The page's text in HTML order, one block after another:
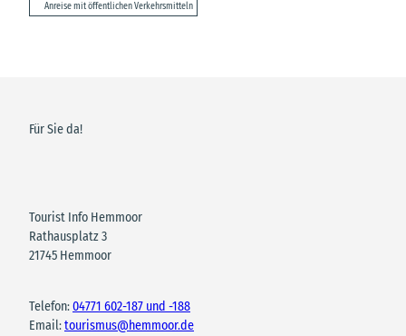
Anreise mit öffentlichen Verkehrsmitteln
Für Sie da!
Tourist Info Hemmoor
Rathausplatz 3
21745 Hemmoor
Telefon:04771 602-187 und -188
Email:tourismus@hemmoor.de